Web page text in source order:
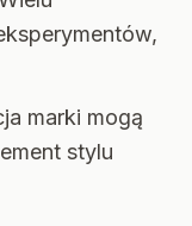
marki mogą
stylu